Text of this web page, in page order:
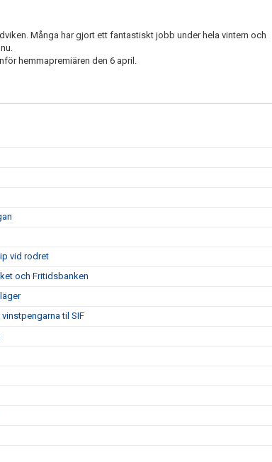
Många har gjort ett fantastiskt jobb under hela vintern och
hemmapremiären den 6 april.
vid rodret
och Fritidsbanken
til SIF